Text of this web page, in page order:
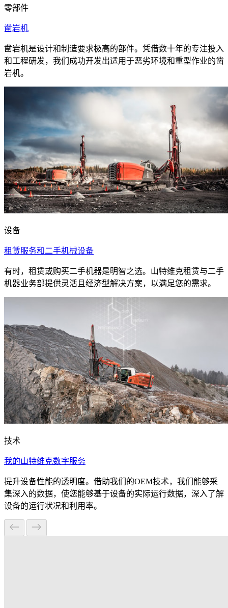
零部件
凿岩机
凿岩机是设计和制造要求极高的部件。凭借数十年的专注投入
和工程研发，我们成功开发出适用于恶劣环境和重型作业的凿
岩机。
设备
租赁服务和二手机械设备
有时，租赁或购买二手机器是明智之选。山特维克租赁与二手
机器业务部提供灵活且经济型解决方案，以满足您的需求。
技术
我的山特维克数字服务
提升设备性能的透明度。借助我们的OEM技术，我们能够采
集深入的数据，使您能够基于设备的实际运行数据，深入了解
设备的运行状况和利用率。